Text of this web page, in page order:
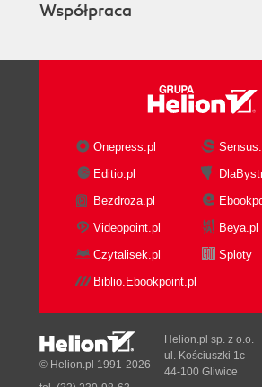
Tworzenie profilu użytkowników
Szacowanie liczby odbiorców
Część praktyczna: Kim są
Tworzenie postaci (68)
Wskazówki praktyczne: Nie
użytkownikami swojej witryny
Tworzenie scenariuszy (70)
Podział użytkowników (70)
Część praktyczna: Tworzenie
Przewidywanie potrzeb
Wskazówki praktyczne: Nasza
centrum wszechświata (73)
Współpraca
Onepress.pl
Editio.pl
Bezdroza.pl
Videopoint.pl
Beya.pl
Czytalisek.pl
Sploty
Biblio.Ebookpoint.pl
© Helion.pl 1991-2026
Helion.pl sp. z o.o.
ul. Kościuszki 1c
44-100 Gliwice